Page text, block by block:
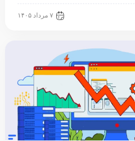
۷ مرداد ۱۴۰۵